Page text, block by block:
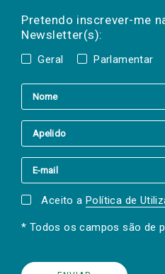
Pretendo inscrever-me
Newsletter(s):
Geral Parlamentar
a(s) newsletter(s).
mail
Aceito a Política de
* Todos os campos são de